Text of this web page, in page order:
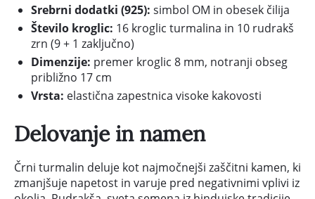
Srebrni dodatki (925): simbol OM in obesek čilija
Število kroglic: 16 kroglic turmalina in 10 rudrakš
zrn (9 + 1 zaključno)
Dimenzije: premer kroglic 8 mm, notranji obseg
približno 17 cm
Vrsta: elastična zapestnica visoke kakovosti
Delovanje in namen
Črni turmalin deluje kot najmočnejši zaščitni kamen, ki
zmanjšuje napetost in varuje pred negativnimi vplivi iz